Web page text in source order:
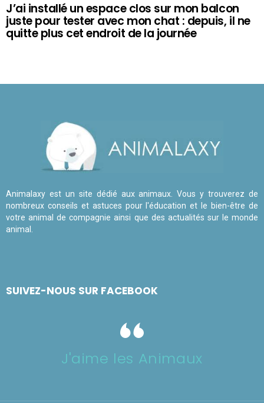
J’ai installé un espace clos sur mon balcon
juste pour tester avec mon chat : depuis, il ne
quitte plus cet endroit de la journée
Animalaxy est un site dédié aux animaux. Vous y trouverez de
nombreux conseils et astuces pour l'éducation et le bien-être de
votre animal de compagnie ainsi que des actualités sur le monde
animal.
SUIVEZ-NOUS SUR FACEBOOK
J'aime les Animaux